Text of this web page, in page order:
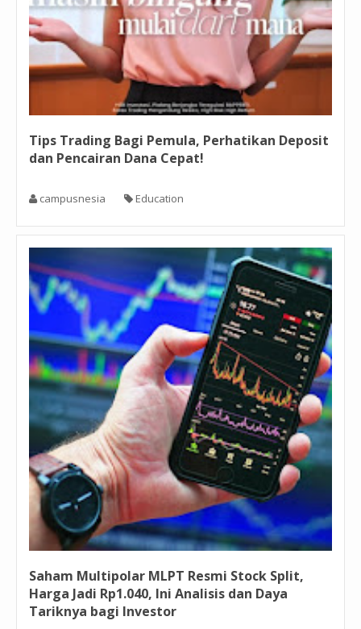
Tips Trading Bagi Pemula, Perhatikan Deposit
dan Pencairan Dana Cepat!
campusnesia Education
Saham Multipolar MLPT Resmi Stock Split,
Harga Jadi Rp1.040, Ini Analisis dan Daya
Tariknya bagi Investor